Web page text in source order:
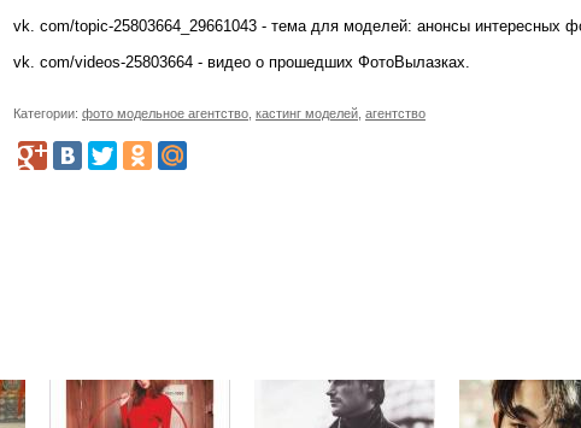
vk. com/topic-25803664_29661043 - тема для моделей: анонсы интересных
vk. com/videos-25803664 - видео о прошедших ФотоВылазках.
Категории: фото модельное агентство кастинг моделей агентство